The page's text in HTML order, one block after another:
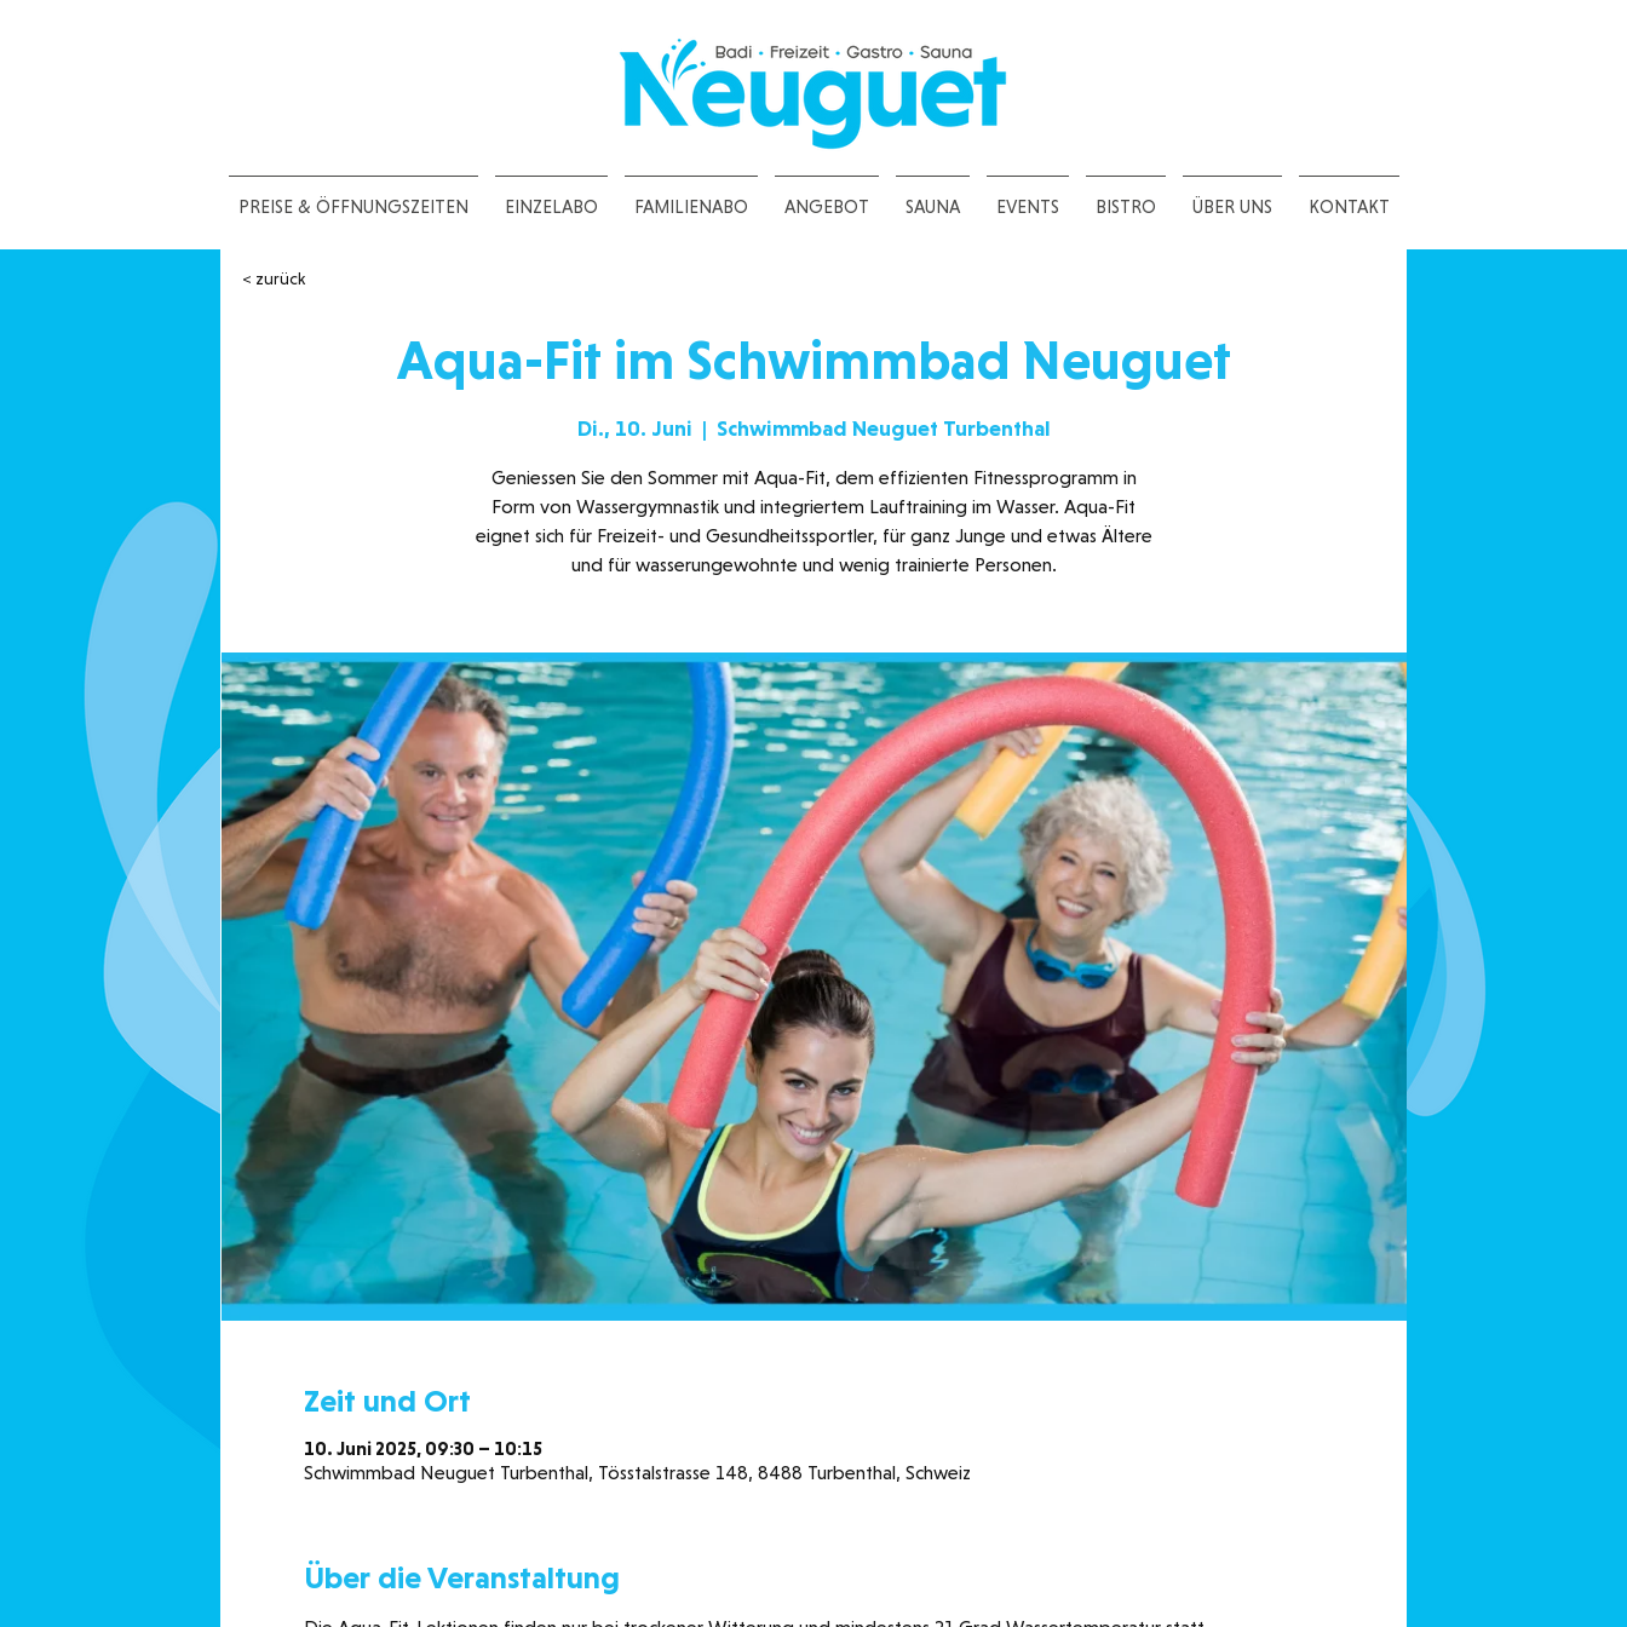
PREISE & ÖFFNUNGSZEITEN EINZELABO FAMILIENABO ANGEBOT SAUNA EVENTS BISTRO ÜBER UNS KONTAKT
Aqua-Fit im Schwimmbad Neuguet
Di., 10. Juni
  |
Schwimmbad Neuguet Turbenthal
Geniessen Sie den Sommer mit Aqua-Fit, dem effizienten Fitnessprogramm in
Form von Wassergymnastik und integriertem Lauftraining im Wasser. Aqua-Fit
eignet sich für Freizeit- und Gesundheitssportler, für ganz Junge und etwas Ältere
und für wasserungewohnte und wenig trainierte Personen.
Zeit und Ort
10. Juni 2025, 09:30 – 10:15
Schwimmbad Neuguet Turbenthal, Tösstalstrasse 148, 8488 Turbenthal, Schweiz
Über die Veranstaltung
< zurück